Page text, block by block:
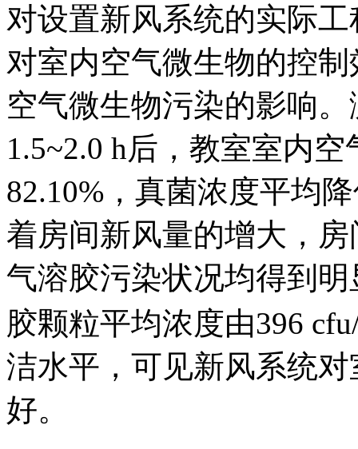
对设置新风系统的实际
对室内空气微生物的控
空气微生物污染的影响
1.5~2.0 h后，教室室内
82.10%，真菌浓度平均
着房间新风量的增大，
气溶胶污染状况均得到
胶颗粒平均浓度由396
洁水平，可见新风系统
好。